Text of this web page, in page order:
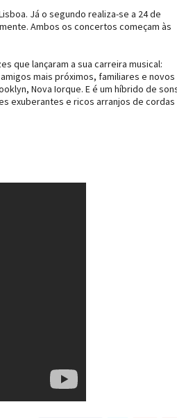
Já o segundo realiza-se a 24 de
Ambos os concertos começam às
que lançaram a sua carreira musical:
mais próximos, familiares e novos
Nova Iorque. E é um híbrido de
exuberantes e ricos arranjos de cordas